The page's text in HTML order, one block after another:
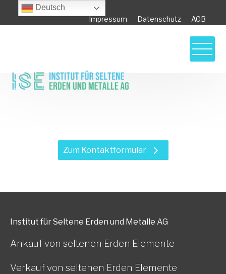
Impressum Datenschutz AGB
Zum Kontaktformular
Institut für Seltene Erden und Metalle AG
Ankauf von seltenen Erden Elemente
Verkauf von seltenen Erden Elemente
Deutsch